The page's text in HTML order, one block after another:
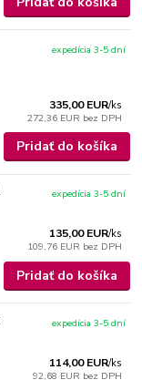
335,00 EUR/ks
272,36 EUR bez DPH
expedícia 3-5 dní
Pridať do košíka
135,00 EUR/ks
109,76 EUR bez DPH
expedícia 3-5 dní
Pridať do košíka
114,00 EUR/ks
92,68 EUR bez DPH
expedícia 3-5 dní